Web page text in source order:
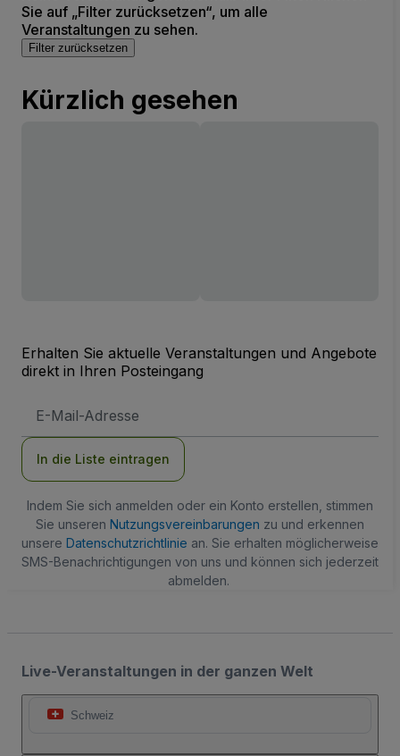
Sie auf „Filter zurücksetzen“, um alle
Veranstaltungen zu sehen.
Filter zurücksetzen
Kürzlich gesehen
Erhalten Sie aktuelle Veranstaltungen und Angebote
direkt in Ihren Posteingang
Mail-
In die Liste eintragen
Indem Sie sich anmelden oder ein Konto erstellen, stimmen
Sie unseren Nutzungsvereinbarungen zu und erkennen
unsere Datenschutzrichtlinie an. Sie erhalten möglicherweise
SMS-Benachrichtigungen von uns und können sich jederzeit
abmelden.
Live-Veranstaltungen in der ganzen Welt
Schweiz